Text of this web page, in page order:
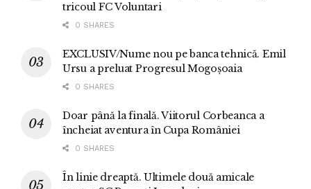
tricoul FC Voluntari
0 SHARES
EXCLUSIV/Nume nou pe banca tehnică. Emil
Ursu a preluat Progresul Mogoșoaia
0 SHARES
Doar până la finală. Viitorul Corbeanca a
încheiat aventura în Cupa României
0 SHARES
În linie dreaptă. Ultimele două amicale